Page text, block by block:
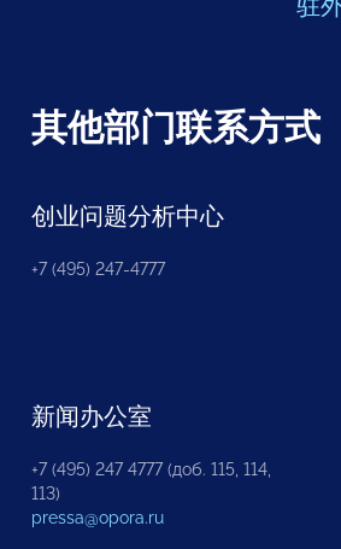
驻
其他部门联系方式
创业问题分析中心
+7 (495) 247-4777
新闻办公室
+7 (495) 247 4777 (доб. 115, 114,
113)
pressa@opora.ru